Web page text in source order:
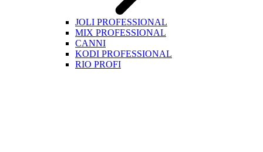
JOLI PROFESSIONAL
MIX PROFESSIONAL
CANNI
KODI PROFESSIONAL
RIO PROFI